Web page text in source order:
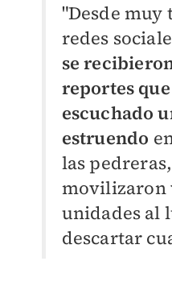
"Desde
redes
se
reportes
escuchado
estruendo
las
movilizaron
unidades al
descartar